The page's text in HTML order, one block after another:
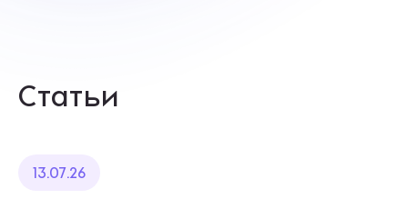
Статьи
13.07.26